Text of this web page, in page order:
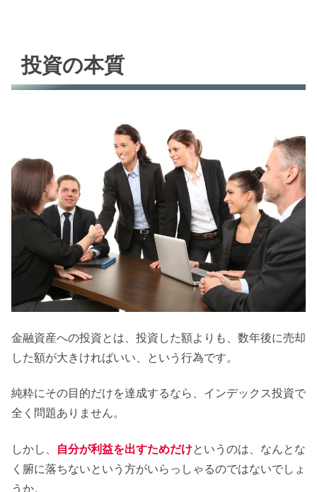
投資の本質
金融資産への投資とは、投資した額よりも、数年後に売却
した額が大きければいい、という行為です。
純粋にその目的だけを達成するなら、インデックス投資で
全く問題ありません。
しかし、 自分が利益を出すためだけというのは、なんとな
く腑に落ちないという方がいらっしゃるのではないでしょ
うか。